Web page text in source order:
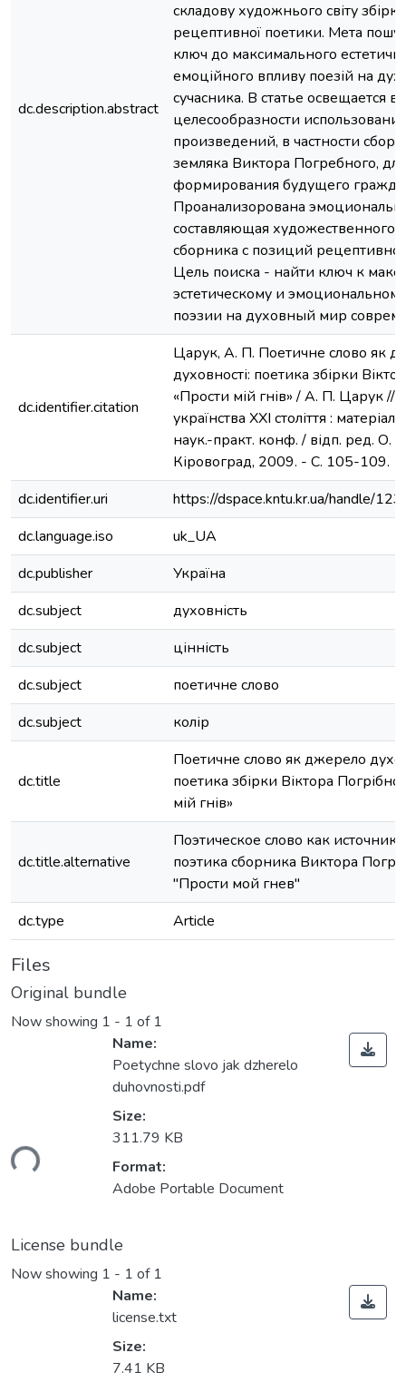
dc.description.abstract
складову художнього світу
рецептивної поетики. Мета
ключ до максимального
емоційного впливу поезій на
сучасника. В статье освещается
целесообразности
произведений, в частности
земляка Виктора Погребного, для
формирования будущего
Проанализорована
составляющая художественного
сборника с позиций
Цель поиска - найти ключ к
эстетическому и
поэзии на духовный мир
dc.identifier.citation
Царук, А. П. Поетичне слово як
духовності: поетика збірки
«Прости мій гнів» / А. П. Царук //
українства ХХІ століття :
наук.-практ. конф. / відп. ред. О.
Кіровоград, 2009. - С. 105-109.
dc.identifier.uri
https://dspace.kntu.kr.ua/handle/
dc.language.iso
uk_UA
dc.publisher
Україна
dc.subject
духовність
dc.subject
цінність
dc.subject
поетичне слово
dc.subject
колір
dc.title
Поетичне слово як джерело
поетика збірки Віктора
мій гнів»
dc.title.alternative
Поэтическое слово как источник
поэтика сборника Виктора
"Прости мой гнев"
dc.type
Article
Files
Original bundle
Now showing 1 - 1 of 1
Name:
Poetychne slovo jak dzherelo
duhovnosti.pdf
Size:
311.79 KB
Format:
Adobe Portable Document
License bundle
Now showing 1 - 1 of 1
Name:
license.txt
Size:
7.41 KB